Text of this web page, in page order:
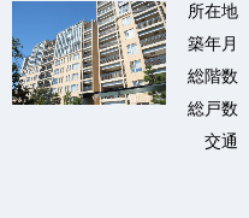
所在地
築年月
総階数
総戸数
交通